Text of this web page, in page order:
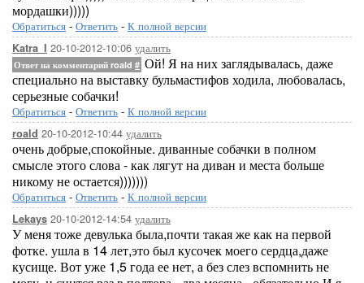
мордашки)))))
Обратиться - Ответить - К полной версии
Katra_I 20-10-2012-10:06 удалить
Ответ на комментарий roald # Ой! Я на них заглядывалась, даже
специально на выставку бульмастифов ходила, любовалась,
серьезные собачки!
Обратиться - Ответить - К полной версии
roald 20-10-2012-10:44 удалить
очень добрые,спокойные. диванные собачки в полном
смысле этого слова - как лягут на диван и места больше
никому не остается)))))))
Обратиться - Ответить - К полной версии
Lekays 20-10-2012-14:54 удалить
У меня тоже девулька была,почти такая же как на первой
фотке. ушла в 14 лет,это был кусочек моего сердца,даже
кусище. Вот уже 1,5 года ее нет, а без слез вспомнить не